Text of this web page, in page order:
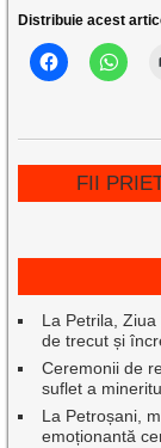
Distribuie acest
FII
La Petrila,
de trecut și
Ceremonii de
suflet a
La Petroșani,
emoționantă